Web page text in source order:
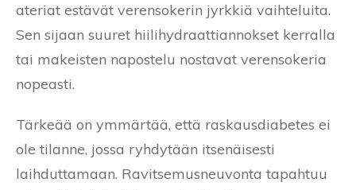
ateriat estävät verensokerin jyrkkiä vaihteluita.
Sen sijaan suuret hiilihydraattiannokset kerralla
tai makeisten napostelu nostavat verensokeria
nopeasti.
Tärkeää on ymmärtää, että raskausdiabetes ei
ole tilanne, jossa ryhdytään itsenäisesti
laihduttamaan. Ravitsemusneuvonta tapahtuu